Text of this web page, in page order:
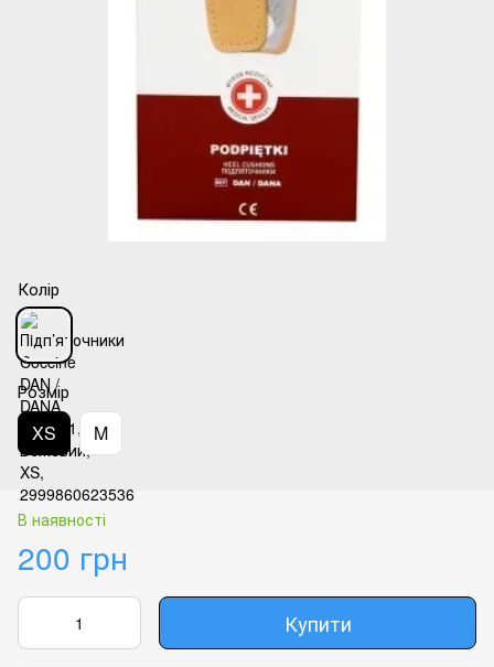
Колір
Розмір
XS M
В наявності
200 грн
Купити